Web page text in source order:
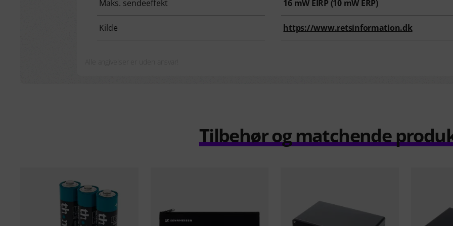
Maks. sendeeffekt 16mW EIRP (10mW ERP)
Kilde https://www.retsinformation.dk
Tilbehør og matchende